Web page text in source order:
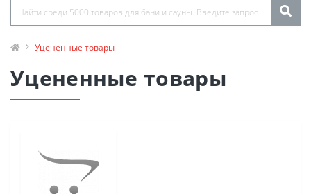
Уцененные товары
Уцененные товары